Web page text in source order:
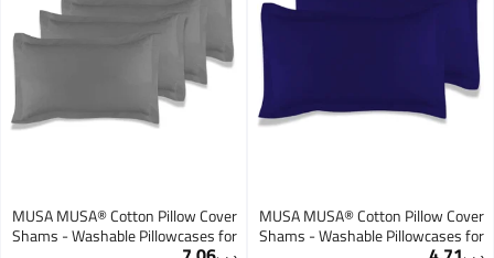
MUSA MUSA® Cotton Pillow
Shams - Washable Pillowcases
MUSA MUSA® Cotton Pillow Cover
Shams - Washable Pillowcases for